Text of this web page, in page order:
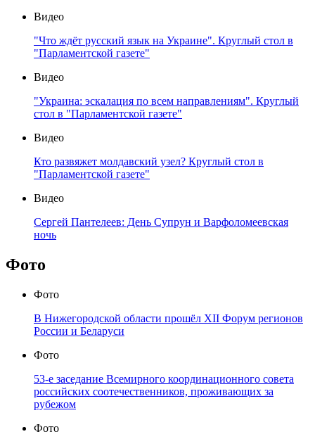
Видео
"Что ждёт русский язык на Украине". Круглый стол в
"Парламентской газете"
Видео
"Украина: эскалация по всем направлениям". Круглый
стол в "Парламентской газете"
Видео
Кто развяжет молдавский узел? Круглый стол в
"Парламентской газете"
Видео
Сергей Пантелеев: День Супрун и Варфоломеевская
ночь
Фото
Фото
В Нижегородской области прошёл XII Форум регионов
России и Беларуси
Фото
53-е заседание Всемирного координационного совета
российских соотечественников, проживающих за
рубежом
Фото